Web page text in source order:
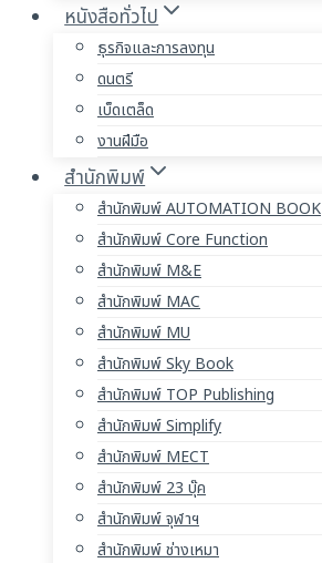
หนังสือทั่วไป
ธุรกิจและการลงทุน
ดนตรี
เบ็ดเตล็ด
งานฝีมือ
สำนักพิมพ์
สำนักพิมพ์ AUTOMATION BOOK
สำนักพิมพ์ Core Function
สำนักพิมพ์ M&E
สำนักพิมพ์ MAC
สำนักพิมพ์ MU
สำนักพิมพ์ Sky Book
สำนักพิมพ์ TOP Publishing
สำนักพิมพ์ Simplify
สำนักพิมพ์ MECT
สำนักพิมพ์ 23 บุ๊ค
สำนักพิมพ์ จุฬาฯ
สำนักพิมพ์ ช่างเหมา